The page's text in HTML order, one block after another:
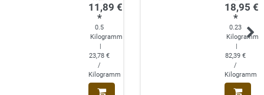
11,89 €
*
0.5
Kilogramm
|
23,78 €
/
Kilogramm
18,95 €
*
0.23
Kilogramm
|
82,39 €
/
Kilogramm